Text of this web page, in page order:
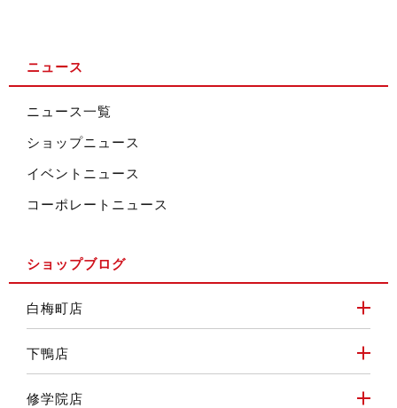
ニュース
ニュース一覧
ショップニュース
イベントニュース
コーポレートニュース
ショップブログ
白梅町店
下鴨店
修学院店